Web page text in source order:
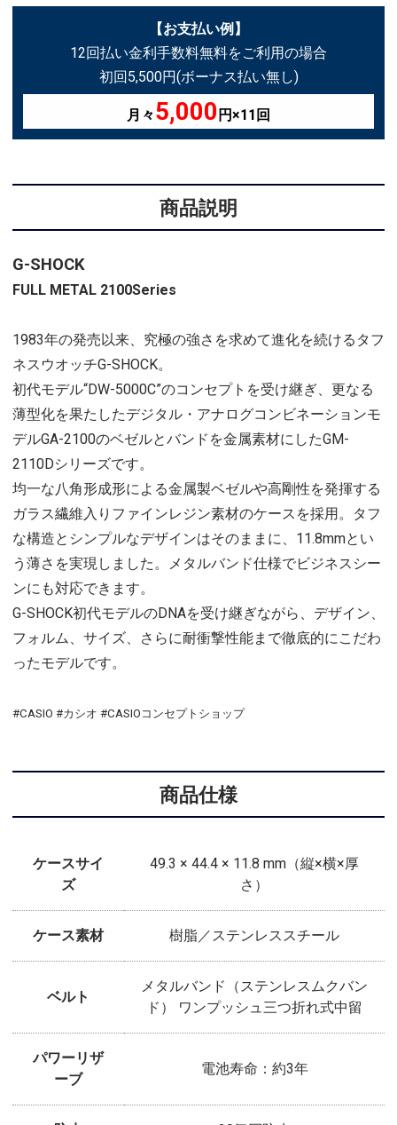
【お支払い例】
12回払い金利手数料無料をご利用の場合
初回5,500円(ボーナス払い無し)
月々5,000 円×11回
商品説明
G-SHOCK
FULL METAL 2100Series
1983年の発売以来、究極の強さを求めて進化を続けるタフ
ネスウオッチG-SHOCK。
初代モデル“DW-5000C”のコンセプトを受け継ぎ、更なる
薄型化を果たしたデジタル・アナログコンビネーションモ
デルGA-2100のベゼルとバンドを金属素材にしたGM-
2110Dシリーズです。
均一な八角形成形による金属製ベゼルや高剛性を発揮する
ガラス繊維入りファインレジン素材のケースを採用。タフ
な構造とシンプルなデザインはそのままに、11.8mmとい
う薄さを実現しました。メタルバンド仕様でビジネスシー
ンにも対応できます。
G-SHOCK初代モデルのDNAを受け継ぎながら、デザイン、
フォルム、サイズ、さらに耐衝撃性能まで徹底的にこだわ
ったモデルです。
#CASIO #カシオ #CASIOコンセプトショップ
商品仕様
ケースサイ
ズ
49.3 × 44.4 × 11.8 mm（縦×横×厚
さ）
ケース素材 樹脂／ステンレススチール
ベルト
メタルバンド（ステンレスムクバン
ド） ワンプッシュ三つ折れ式中留
パワーリザ
ーブ
電池寿命：約3年